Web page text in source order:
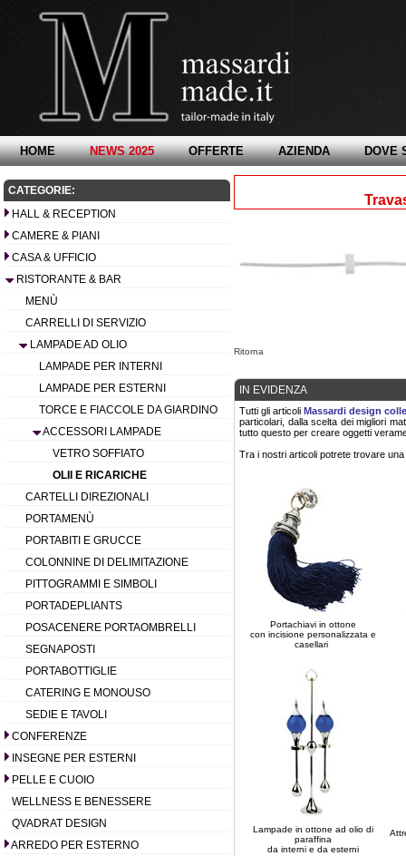
HOME NEWS 2025 OFFERTE AZIENDA DOVE
CATEGORIE:
HALL & RECEPTION
CAMERE & PIANI
CASA & UFFICIO
RISTORANTE & BAR
MENÙ
CARRELLI DI SERVIZIO
LAMPADE AD OLIO
LAMPADE PER INTERNI
LAMPADE PER ESTERNI
TORCE E FIACCOLE DA GIARDINO
ACCESSORI LAMPADE
VETRO SOFFIATO
OLII E RICARICHE
CARTELLI DIREZIONALI
PORTAMENÙ
PORTABITI E GRUCCE
COLONNINE DI DELIMITAZIONE
PITTOGRAMMI E SIMBOLI
PORTADEPLIANTS
POSACENERE PORTAOMBRELLI
SEGNAPOSTI
PORTABOTTIGLIE
CATERING E MONOUSO
SEDIE E TAVOLI
CONFERENZE
INSEGNE PER ESTERNI
PELLE E CUOIO
WELLNESS E BENESSERE
QVADRAT DESIGN
ARREDO PER ESTERNO
Ritorna
IN EVIDENZA
Tutti gli articoli Massardi design
particolari, dalla scelta dei migliori
tutto questo per creare oggetti
Tra i nostri articoli potrete trovare
Portachiavi in ottone
con incisione personalizzata e
casellari
Lampade in ottone ad olio di
paraffina
da interni e da esterni